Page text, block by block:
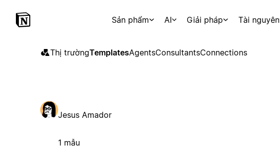
Sản phẩm AI Giải pháp Tài nguyên
Thị trườngTemplatesAgentsConsultantsConnections
Jesus Amador
1 mẫu